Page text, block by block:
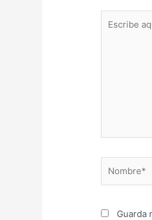
aquí...
Guarda